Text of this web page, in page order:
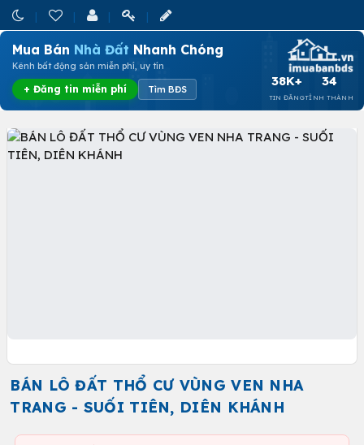
Mua Bán Nhà Đất Nhanh Chóng
Kênh bất động sản miễn phí, uy tín
+ Đăng tin miễn phí Tìm BĐS
38K+
TIN ĐĂNG
34
TỈNH THÀNH
BÁN LÔ ĐẤT THỔ CƯ VÙNG VEN NHA
TRANG - SUỐI TIÊN, DIÊN KHÁNH